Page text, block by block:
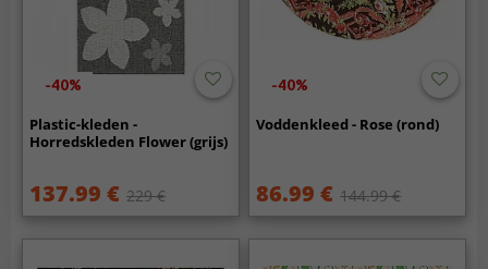
-40%
Plastic-kleden -
Horredskleden Flower (grijs)
137.99 € 229 €
-40%
Voddenkleed - Rose (rond)
86.99 € 144.99 €